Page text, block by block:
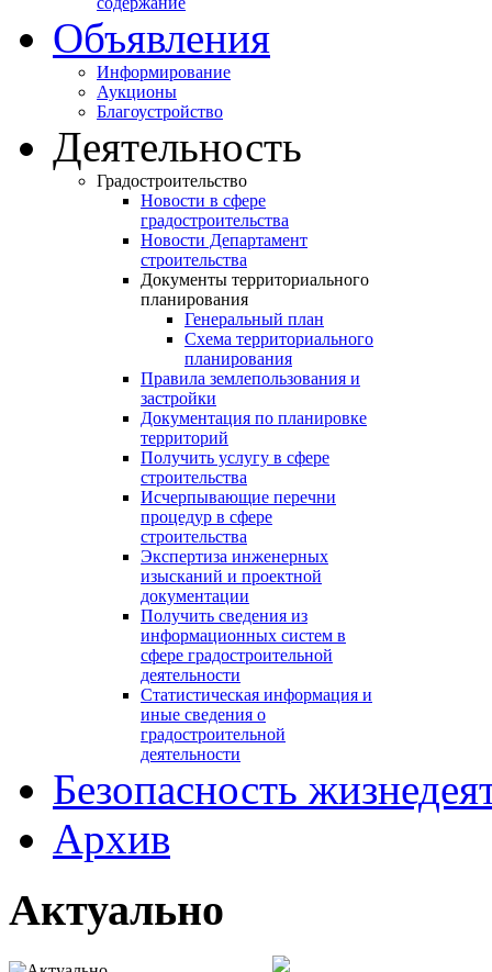
Объявления
Информирование
Аукционы
Благоустройство
Деятельность
Градостроительство
Новости в сфере
градостроительства
Новости Департамент
строительства
Документы территориального
планирования
Генеральный план
Схема территориального
планирования
Правила землепользования и
застройки
Документация по планировке
территорий
Получить услугу в сфере
строительства
Исчерпывающие перечни
процедур в сфере
строительства
Экспертиза инженерных
изысканий и проектной
документации
Получить сведения из
информационных систем в
сфере градостроительной
деятельности
Статистическая информация и
иные сведения о
градостроительной
деятельности
Безопасность
Архив
Актуально